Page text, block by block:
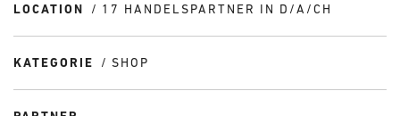
LOCATION 17 HANDELSPARTNER IN D/A/CH
KATEGORIE SHOP